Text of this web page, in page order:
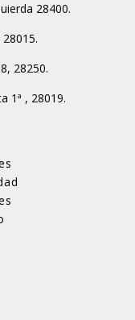
28400.
28250.
1ª , 28019.